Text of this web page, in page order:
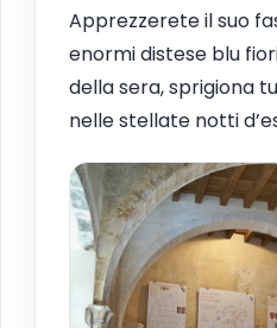
Apprezzerete il suo
enormi distese blu
della sera, sprigiona
nelle stellate notti